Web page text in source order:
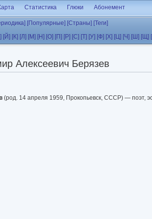
Статистика Глюки Абонемент
[Популярные] [Страны] [Теги]
[Й] [К] [Л] [М] [Н] [О] [П] [Р] [С] [Т] [У] [Ф] [Х] [Ц] [Ч] [Ш] [Щ]
Алексеевич Берязев
(род. 14 апреля 1959, Прокопьевск, СССР) — поэт,